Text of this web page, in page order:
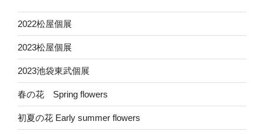
2022松屋個展
2023松屋個展
2023池袋東武個展
春の花 Spring flowers
初夏の花 Early summer flowers